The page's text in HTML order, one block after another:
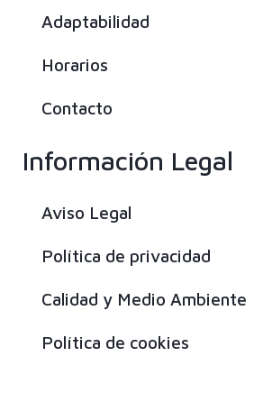
Adaptabilidad
Horarios
Contacto
Información Legal
Aviso Legal
Política de privacidad
Calidad y Medio Ambiente
Política de cookies